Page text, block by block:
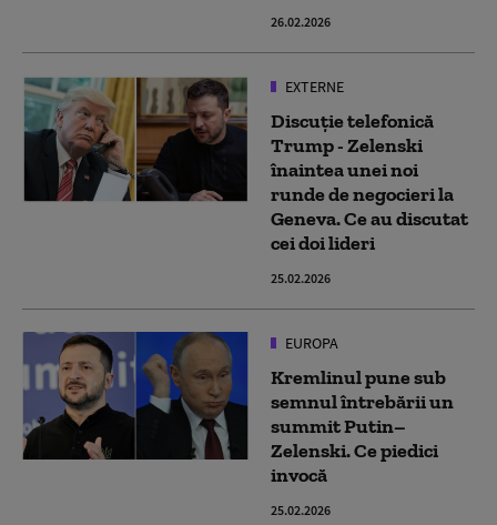
26.02.2026
EXTERNE
Discuţie telefonică
Trump - Zelenski
înaintea unei noi
runde de negocieri la
Geneva. Ce au discutat
cei doi lideri
25.02.2026
EUROPA
Kremlinul pune sub
semnul întrebării un
summit Putin–
Zelenski. Ce piedici
invocă
25.02.2026